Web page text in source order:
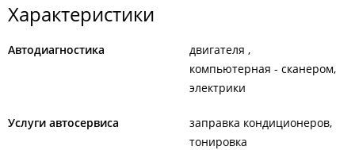
Характеристики
Автодиагностика
двигателя
компьютерная - сканером
электрики
Услуги автосервиса
заправка кондиционеров
тонировка